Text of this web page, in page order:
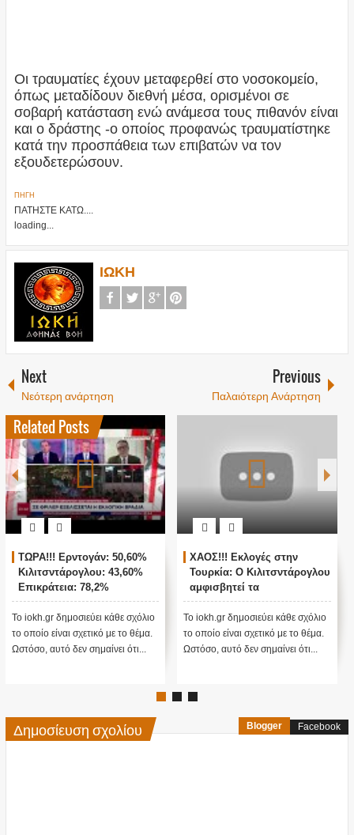
Οι τραυματίες έχουν μεταφερθεί στο νοσοκομείο,
όπως μεταδίδουν διεθνή μέσα, ορισμένοι σε
σοβαρή κατάσταση ενώ ανάμεσα τους πιθανόν είναι
και ο δράστης -ο οποίος προφανώς τραυματίστηκε
κατά την προσπάθεια των επιβατών να τον
εξουδετερώσουν.
ΠΗΓΗ
ΠΑΤΗΣΤΕ ΚΑΤΩ....
loading...
ΙΩΚΗ
Next
Νεότερη ανάρτηση
Previous
Παλαιότερη Ανάρτηση
Related Posts
ΤΩΡΑ!!! Ερντογάν: 50,60%
Κιλιτσντάρογλου: 43,60%
Επικράτεια: 78,2%
Το iokh.gr δημοσιεύει κάθε σχόλιο
το οποίο είναι σχετικό με το θέμα.
Ωστόσο, αυτό δεν σημαίνει ότι...
ΧΑΟΣ!!! Εκλογές στην
Τουρκία: Ο Κιλιτσντάρογλου
αμφισβητεί τα
αποτελέσματα θα γίνουν
ενστάσεις...
Το iokh.gr δημοσιεύει κάθε σχόλιο
το οποίο είναι σχετικό με το θέμα.
Ωστόσο, αυτό δεν σημαίνει ότι...
Δημοσίευση σχολίου Blogger Facebook